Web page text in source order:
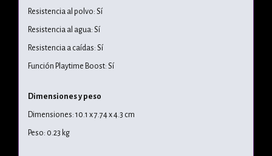
Resistencia al polvo: Sí
Resistencia al agua: Sí
Resistencia a caídas: Sí
Función Playtime Boost: Sí
Dimensiones y peso
Dimensiones: 10.1 x 7.74 x 4.3 cm
Peso: 0.23 kg